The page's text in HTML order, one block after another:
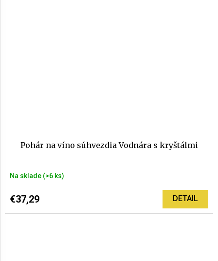
Pohár na víno súhvezdia Vodnára s kryštálmi
Na sklade (>6 ks)
€37,29 DETAIL